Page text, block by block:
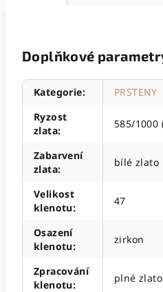
Doplňkové
Kategorie:
PRSTENY
Ryzost
zlata:
585/1000
Zabarvení
zlata:
bílé zlato
Velikost
klenotu:
47
Osazení
klenotu:
zirkon
Zpracování
klenotu:
plné zlato